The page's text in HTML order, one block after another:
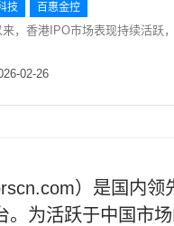
技 百惠金控
来，香港IPO市场表现持续活跃
02-26
）是国内领
。为活跃于中国市